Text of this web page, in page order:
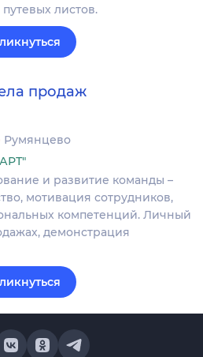
листов.
продаж
Румянцево
и развитие команды –
мотивация сотрудников,
компетенций. Личный
демонстрация